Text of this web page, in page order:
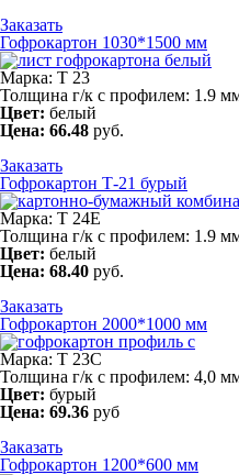
Заказать
Гофрокартон 1030*1500 мм
Марка: Т 23
Толщина г/к с профилем: 1.9
Цвет: белый
Цена: 66.48 руб.
Заказать
Гофрокартон Т-21 бурый
Марка: Т 24Е
Толщина г/к с профилем: 1.9
Цвет: белый
Цена: 68.40 руб.
Заказать
Гофрокартон 2000*1000 мм
Марка: Т 23C
Толщина г/к с профилем: 4,0
Цвет: бурый
Цена: 69.36 руб
Заказать
Гофрокартон 1200*600 мм